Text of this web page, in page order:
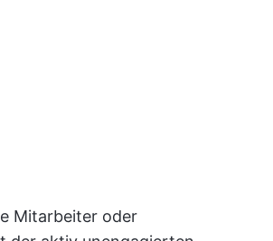
Mitarbeiter oder